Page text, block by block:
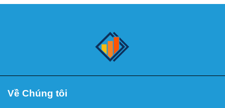
Về Chúng tôi